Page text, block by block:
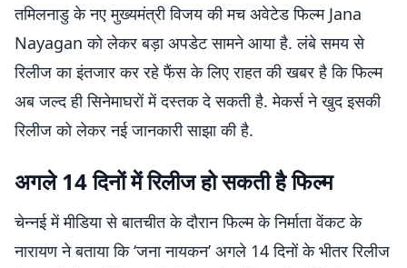
तमिलनाडु के नए मुख्यमंत्री विजय की मच अवेटेड फिल्म Jana
Nayagan को लेकर बड़ा अपडेट सामने आया है. लंबे समय से
रिलीज का इंतजार कर रहे फैंस के लिए राहत की खबर है कि फिल्म
अब जल्द ही सिनेमाघरों में दस्तक दे सकती है. मेकर्स ने खुद इसकी
रिलीज को लेकर नई जानकारी साझा की है.
अगले 14 दिनों में रिलीज हो सकती है फिल्म
चेन्नई में मीडिया से बातचीत के दौरान फिल्म के निर्माता वेंकट के
नारायण ने बताया कि ‘जना नायकन’ अगले 14 दिनों के भीतर रिलीज